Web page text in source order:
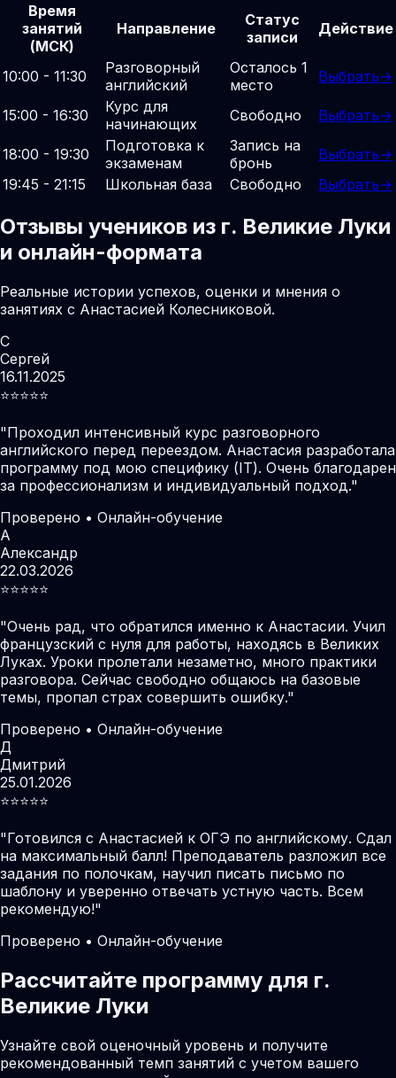
Время
занятий
(МСК)
Направление
Статус
записи
Действие
10:00 - 11:30
Разговорный
английский
Осталось 1
место
Выбрать→
15:00 - 16:30
Курс для
начинающих
Свободно Выбрать→
18:00 - 19:30
Подготовка к
экзаменам
Запись на
бронь
Выбрать→
19:45 - 21:15
Школьная база Свободно Выбрать→
Отзывы учеников из г. Великие Луки
и онлайн-формата
Реальные истории успехов, оценки и мнения о
занятиях с Анастасией Колесниковой.
С
Сергей
16.11.2025
⭐️⭐️⭐️⭐️⭐️
"Проходил интенсивный курс разговорного
английского перед переездом. Анастасия разработала
программу под мою специфику (IT). Очень благодарен
за профессионализм и индивидуальный подход."
Проверено • Онлайн-обучение
А
Александр
22.03.2026
⭐️⭐️⭐️⭐️⭐️
"Очень рад, что обратился именно к Анастасии. Учил
французский с нуля для работы, находясь в Великих
Луках. Уроки пролетали незаметно, много практики
разговора. Сейчас свободно общаюсь на базовые
темы, пропал страх совершить ошибку."
Проверено • Онлайн-обучение
Д
Дмитрий
25.01.2026
⭐️⭐️⭐️⭐️⭐️
"Готовился с Анастасией к ОГЭ по английскому. Сдал
на максимальный балл! Преподаватель разложил все
задания по полочкам, научил писать письмо по
шаблону и уверенно отвечать устную часть. Всем
рекомендую!"
Проверено • Онлайн-обучение
Рассчитайте программу для г.
Великие Луки
Узнайте свой оценочный уровень и получите
рекомендованный темп занятий с учетом вашего